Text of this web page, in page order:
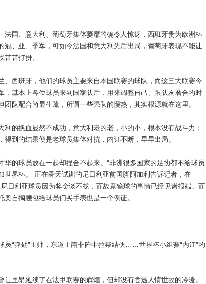
国、意大利、葡萄牙集体萎靡的确令人惊讶，西班牙贵为欧洲杯
冠、亚、季军，可如今法国和意大利先后出局，葡萄牙表现不能让
苦苦打拼。
西班牙，他们的球员主要来自本国联赛的球队，而这三大联赛今
，基本上各位球员来到国家队后，用来调整自己、跟队友磨合的时
团队配合尚显生疏，所谓一些强队的慢热，其实根源就在这里。
的换血显然不成功，意大利老的老，小的小，根本没有战斗力；
到的结果便是老球员集体对抗，内讧不断，早早出局。
的球员放在一起却捏合不起来。“非洲很多国家的足协都不给球员
世界杯。”正在舜天试训的尼日利亚前国脚阿加利告诉记者，在
日利亚球员因为奖金谈不拢，而故意输球的事情已经见诸报端。而
自掏腰包给球员们买手表也是一个例证。
“弹劾”主帅，东道主南非阵中拉帮结伙……世界杯小组赛“内讧”的
里昂延续了在法甲联赛的辉煌，但却没有尝透人情世故的冷暖。